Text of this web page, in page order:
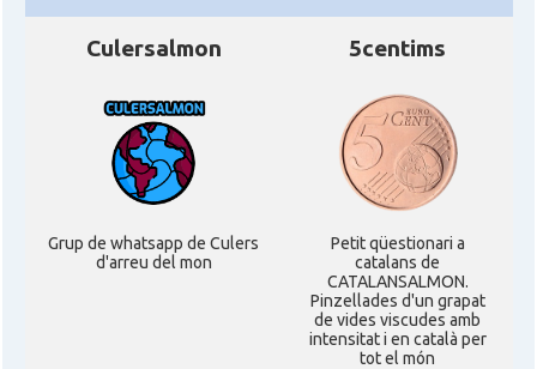
Culersalmon
Grup de whatsapp de Culers
d'arreu del mon
5centims
Petit qüestionari a
catalans de
CATALANSALMON.
Pinzellades d'un grapat
de vides viscudes amb
intensitat i en català per
tot el món